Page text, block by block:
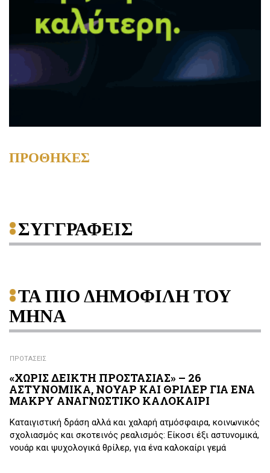
ΠΡΟΘΗΚΕΣ
ΣΥΓΓΡΑΦΕΙΣ
ΤΑ ΠΙΟ ΔΗΜΟΦΙΛΗ ΤΟΥ
ΜΗΝΑ
ΠΡΟΤΑΣΕΙΣ
«ΧΩΡΙΣ ΔΕΙΚΤΗ ΠΡΟΣΤΑΣΙΑΣ» – 26
ΑΣΤΥΝΟΜΙΚΑ, ΝΟΥΑΡ ΚΑΙ ΘΡΙΛΕΡ ΓΙΑ ΕΝΑ
ΜΑΚΡΥ ΑΝΑΓΝΩΣΤΙΚΟ ΚΑΛΟΚΑΙΡΙ
Καταιγιστική δράση αλλά και χαλαρή ατμόσφαιρα, κοινωνικός
σχολιασμός και σκοτεινός ρεαλισμός: Είκοσι έξι αστυνομικά,
νουάρ και ψυχολογικά θρίλερ, για ένα καλοκαίρι γεμά